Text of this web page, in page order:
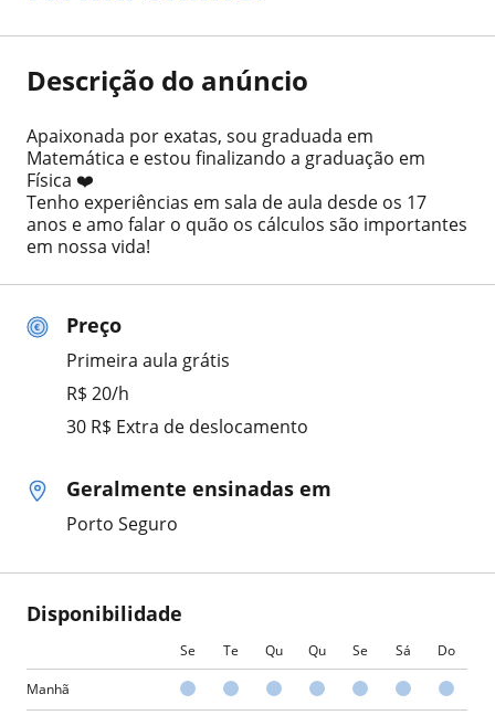
Preço
Primeira aula grátis
R$ 20/h
30 R$ Extra de deslocamento
Geralmente ensinadas em
Porto Seguro
Disponibilidade
Se Te Qu Qu Se Sá Do
Manhã
Descrição do anúncio
Apaixonada por exatas, sou graduada em
Matemática e estou finalizando a graduação em
Física ❤️
Tenho experiências em sala de aula desde os 17
anos e amo falar o quão os cálculos são importantes
em nossa vida!